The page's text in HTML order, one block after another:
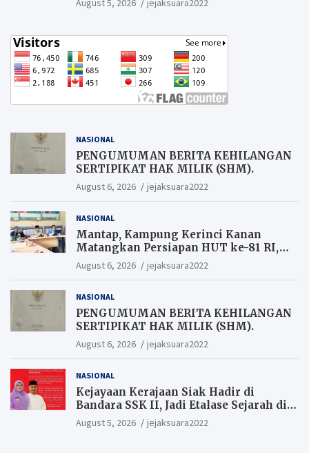
August 5, 2026 jejaksuara2022
NASIONAL
PENGUMUMAN BERITA KEHILANGAN
SERTIPIKAT HAK MILIK (SHM).
August 6, 2026 jejaksuara2022
NASIONAL
Mantap, Kampung Kerinci Kanan
Matangkan Persiapan HUT ke-81 RI,
Warga yang ikut Upacara
Berkesempatan Raih Hadiah
August 6, 2026 jejaksuara2022
NASIONAL
PENGUMUMAN BERITA KEHILANGAN
SERTIPIKAT HAK MILIK (SHM).
August 6, 2026 jejaksuara2022
NASIONAL
Kejayaan Kerajaan Siak Hadir di
Bandara SSK II, Jadi Etalase Sejarah di
Gerbang Riau
August 5, 2026 jejaksuara2022